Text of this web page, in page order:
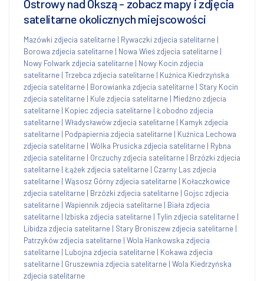
Ostrowy nad Okszą - zobacz mapy i zdjęcia
satelitarne okolicznych miejscowości
Mazówki zdjecia satelitarne | Rywaczki zdjecia satelitarne |
Borowa zdjecia satelitarne | Nowa Wieś zdjecia satelitarne |
Nowy Folwark zdjecia satelitarne | Nowy Kocin zdjecia
satelitarne | Trzebca zdjecia satelitarne | Kuźnica Kiedrzyńska
zdjecia satelitarne | Borowianka zdjecia satelitarne | Stary Kocin
zdjecia satelitarne | Kule zdjecia satelitarne | Miedźno zdjecia
satelitarne | Kopiec zdjecia satelitarne | Łobodno zdjecia
satelitarne | Władysławów zdjecia satelitarne | Kamyk zdjecia
satelitarne | Podpapiernia zdjecia satelitarne | Kuźnica Lechowa
zdjecia satelitarne | Wólka Prusicka zdjecia satelitarne | Rybna
zdjecia satelitarne | Orczuchy zdjecia satelitarne | Brzózki zdjecia
satelitarne | Łążek zdjecia satelitarne | Czarny Las zdjecia
satelitarne | Wąsosz Górny zdjecia satelitarne | Kołaczkowice
zdjecia satelitarne | Brzózki zdjecia satelitarne | Gojsc zdjecia
satelitarne | Wapiennik zdjecia satelitarne | Biała zdjecia
satelitarne | Izbiska zdjecia satelitarne | Tylin zdjecia satelitarne |
Libidza zdjecia satelitarne | Stary Broniszew zdjecia satelitarne |
Patrzyków zdjecia satelitarne | Wola Hankowska zdjecia
satelitarne | Lubojna zdjecia satelitarne | Kokawa zdjecia
satelitarne | Gruszewnia zdjecia satelitarne | Wola Kiedrzyńska
zdjecia satelitarne